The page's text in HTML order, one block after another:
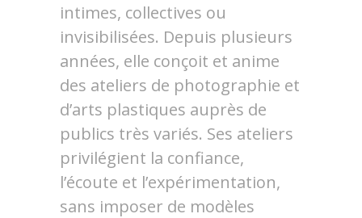
intimes, collectives ou
invisibilisées. Depuis plusieurs
années, elle conçoit et anime
des ateliers de photographie et
d’arts plastiques auprès de
publics très variés. Ses ateliers
privilégient la confiance,
l’écoute et l’expérimentation,
sans imposer de modèles